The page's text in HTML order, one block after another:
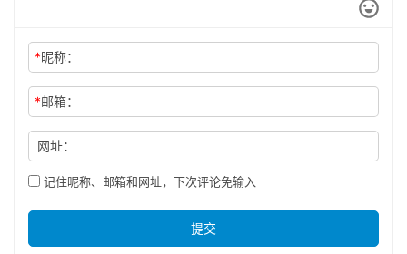
*昵称：
*邮箱：
网址：
记住昵称、邮箱和网址，下次评论免输入
提交